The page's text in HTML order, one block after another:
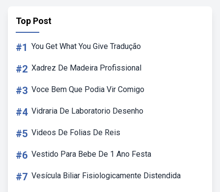
Top Post
#1 You Get What You Give Tradução
#2 Xadrez De Madeira Profissional
#3 Voce Bem Que Podia Vir Comigo
#4 Vidraria De Laboratorio Desenho
#5 Videos De Folias De Reis
#6 Vestido Para Bebe De 1 Ano Festa
#7 Vesícula Biliar Fisiologicamente Distendida